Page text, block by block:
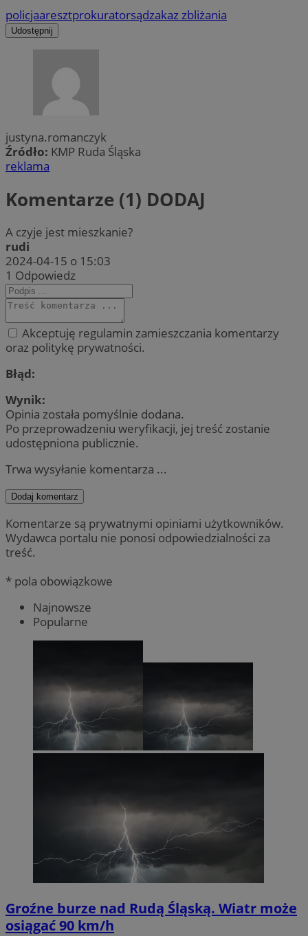
policjaaresztprokuratorsądzakaz zbliżania
Udostępnij
justyna.romanczyk
Źródło: KMP Ruda Śląska
reklama
Komentarze (1) DODAJ
A czyje jest mieszkanie?
rudi
2024-04-15 o 15:03
1 Odpowiedz
Akceptuję regulamin zamieszczania komentarzy
oraz politykę prywatności.
Błąd:
Wynik:
Opinia została pomyślnie dodana.
Po przeprowadzeniu weryfikacji, jej treść zostanie
udostępniona publicznie.
Trwa wysyłanie komentarza ...
Dodaj komentarz
Komentarze są prywatnymi opiniami użytkowników.
Wydawca portalu nie ponosi odpowiedzialności za
treść.
* pola obowiązkowe
Najnowsze
Popularne
Groźne burze nad Rudą Śląską. Wiatr może
osiągać 90 km/h